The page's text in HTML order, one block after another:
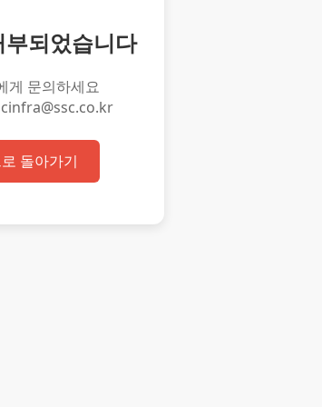
되었습니다
게 문의하세요
돌아가기